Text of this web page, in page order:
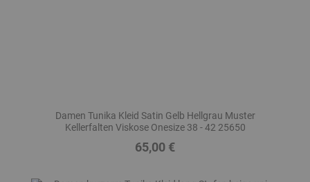
Damen Tunika Kleid Satin Gelb Hellgrau Muster
Kellerfalten Viskose Onesize 38 - 42 25650
Preis
65,00 €